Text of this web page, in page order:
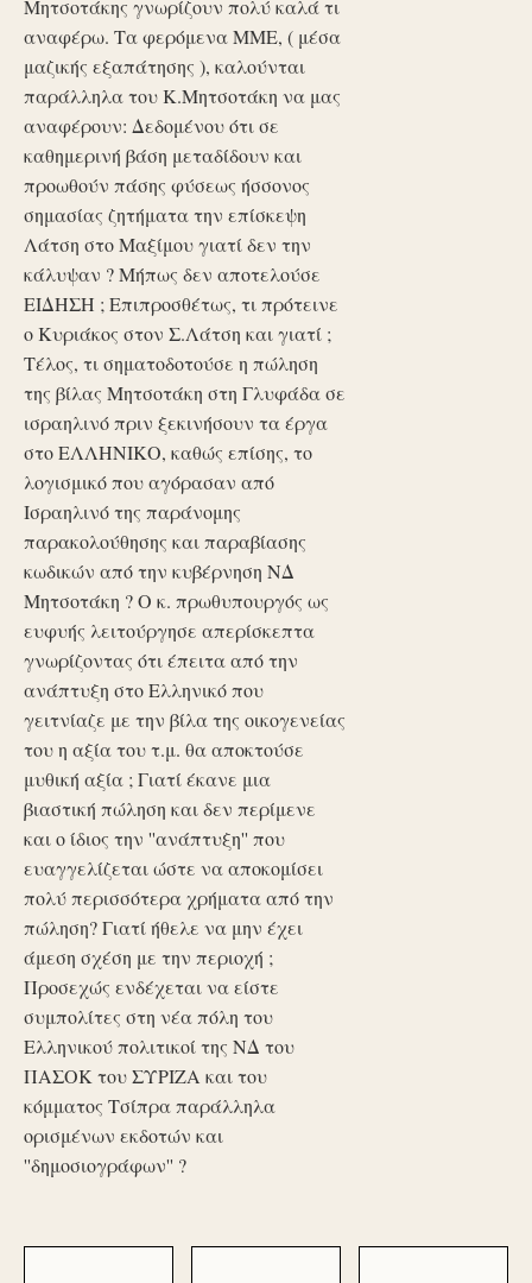
Μητσοτάκης γνωρίζουν πολύ καλά τι
αναφέρω. Τα φερόμενα ΜΜΕ, ( μέσα
μαζικής εξαπάτησης ), καλούνται
παράλληλα του Κ.Μητσοτάκη να μας
αναφέρουν: Δεδομένου ότι σε
καθημερινή βάση μεταδίδουν και
προωθούν πάσης φύσεως ήσσονος
σημασίας ζητήματα την επίσκεψη
Λάτση στο Μαξίμου γιατί δεν την
κάλυψαν ? Μήπως δεν αποτελούσε
ΕΙΔΗΣΗ ; Επιπροσθέτως, τι πρότεινε
ο Κυριάκος στον Σ.Λάτση και γιατί ;
Τέλος, τι σηματοδοτούσε η πώληση
της βίλας Μητσοτάκη στη Γλυφάδα σε
ισραηλινό πριν ξεκινήσουν τα έργα
στο ΕΛΛΗΝΙΚΟ, καθώς επίσης, το
λογισμικό που αγόρασαν από
Ισραηλινό της παράνομης
παρακολούθησης και παραβίασης
κωδικών από την κυβέρνηση ΝΔ
Μητσοτάκη ? Ο κ. πρωθυπουργός ως
ευφυής λειτούργησε απερίσκεπτα
γνωρίζοντας ότι έπειτα από την
ανάπτυξη στο Ελληνικό που
γειτνίαζε με την βίλα της οικογενείας
του η αξία του τ.μ. θα αποκτούσε
μυθική αξία ; Γιατί έκανε μια
βιαστική πώληση και δεν περίμενε
και ο ίδιος την ''ανάπτυξη'' που
ευαγγελίζεται ώστε να αποκομίσει
πολύ περισσότερα χρήματα από την
πώληση? Γιατί ήθελε να μην έχει
άμεση σχέση με την περιοχή ;
Προσεχώς ενδέχεται να είστε
συμπολίτες στη νέα πόλη του
Ελληνικού πολιτικοί της ΝΔ του
ΠΑΣΟΚ του ΣΥΡΙΖΑ και του
κόμματος Τσίπρα παράλληλα
ορισμένων εκδοτών και
''δημοσιογράφων'' ?